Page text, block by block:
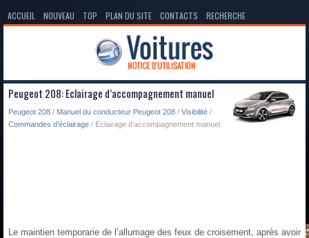
ACCUEIL NOUVEAU TOP PLAN DU SITE CONTACTS RECHERCHE
Peugeot 208: Eclairage d’accompagnement manuel
Peugeot 208 / Manuel du conducteur Peugeot 208 / Visibilité /
Commandes d’éclairage / Eclairage d’accompagnement manuel
Le maintien temporarie de l’allumage des feux de croisement, après avoir